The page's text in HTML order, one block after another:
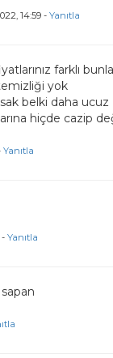
14:59 -Yanıtla
farklı
yok
belki daha ucuz
hiçde cazip
Yanıtla
-Yanıtla